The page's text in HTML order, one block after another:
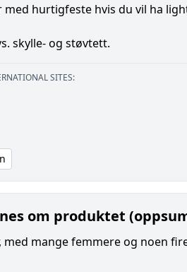
med hurtigfeste hvis du vil ha
skylle- og støvtett.
SITES:
om produktet
mange femmere og noen